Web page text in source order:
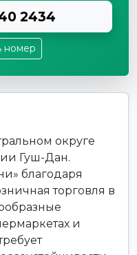
2434
номер
округе
Гуш-Дан.
благодаря
торговля в
и